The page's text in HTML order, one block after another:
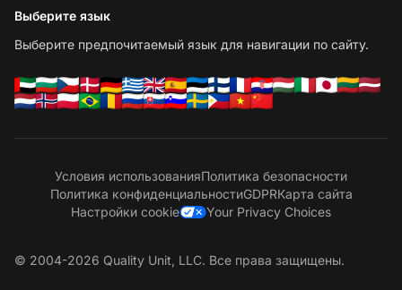
Выберите язык
Выберите предпочитаемый язык для навигации по сайту.
Условия использованияПолитика безопасности
Политика конфиденциальностиGDPRКарта сайта
Настройки cookie
Your Privacy Choices
© 2004-2026 Quality Unit, LLC. Все права защищены.